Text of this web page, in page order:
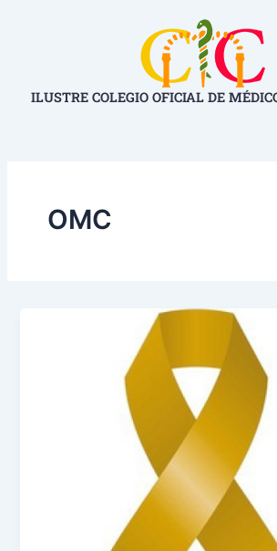
ILUSTRE COLEGIO OFICIAL DE
OMC